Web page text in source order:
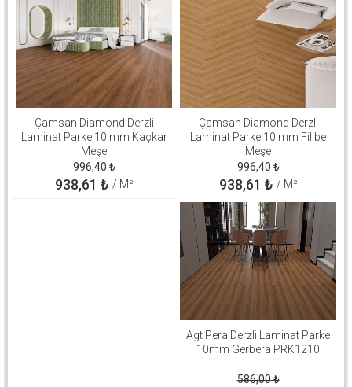
Çamsan Diamond Derzli
Laminat Parke 10 mm Kaçkar
Meşe
996,40₺
938,61 ₺ / M²
Çamsan Diamond Derzli
Laminat Parke 10 mm Filibe
Meşe
996,40₺
938,61 ₺ / M²
Agt Pera Derzli Laminat Parke
10mm Gerbera PRK1210
586,00₺